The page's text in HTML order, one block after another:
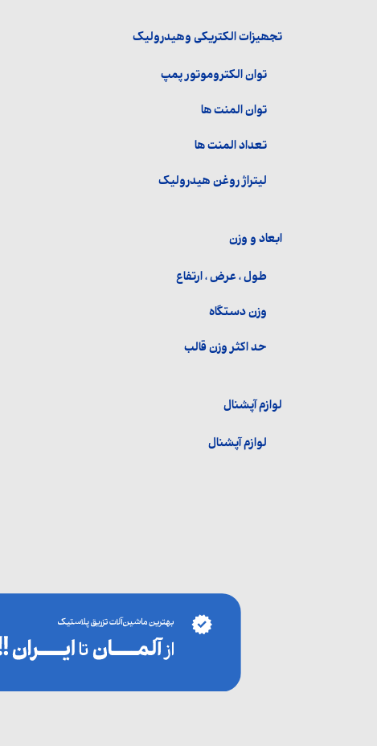
تجھیزات الکتریکی وھیدرولیک
توان الکتروموتور پمپ
توان المنت ها
تعداد المنت ها
لیتراژ روغن هیدرولیک
ابعاد و وزن
طول ، عرض ، ارتفاع
وزن دستگاه
حد اکثر وزن قالب
لوازم آپشنال
لوازم آپشنال